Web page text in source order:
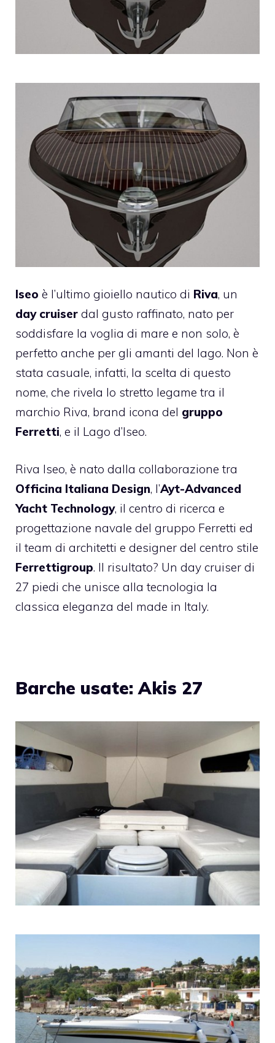
Iseo è l’ultimo gioiello nautico di Riva, un
day cruiser dal gusto raffinato, nato per
soddisfare la voglia di mare e non solo, è
perfetto anche per gli amanti del lago. Non è
stata casuale, infatti, la scelta di questo
nome, che rivela lo stretto legame tra il
marchio Riva, brand icona del gruppo
Ferretti, e il Lago d’Iseo.
Riva Iseo, è nato dalla collaborazione tra
Officina Italiana Design, l’Ayt-Advanced
Yacht Technology, il centro di ricerca e
progettazione navale del gruppo Ferretti ed
il team di architetti e designer del centro stile
Ferrettigroup. Il risultato? Un day cruiser di
27 piedi che unisce alla tecnologia la
classica eleganza del made in Italy.
Barche usate: Akis 27